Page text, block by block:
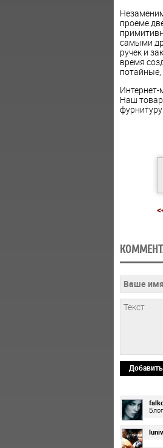
проеме
самыми
ручек и
время
потайные,
Интернет-
Наш